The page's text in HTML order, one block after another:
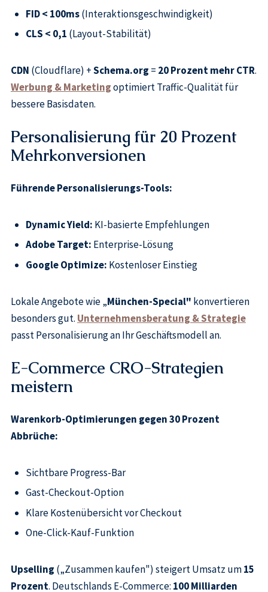
FID < 100ms(Interaktionsgeschwindigkeit)
CLS < 0,1 (Layout-Stabilität)
CDN (Cloudflare) +Schema.org = 20 Prozent mehr CTR.
Werbung & Marketingoptimiert Traffic-Qualität für
bessere Basisdaten.
Personalisierung für 20 Prozent
Mehrkonversionen
Führende Personalisierungs-Tools:
Dynamic Yield: KI-basierte Empfehlungen
Adobe Target: Enterprise-Lösung
Google Optimize: Kostenloser Einstieg
Lokale Angebote wie „München-Special" konvertieren
besonders gut. Unternehmensberatung & Strategie
passt Personalisierung an Ihr Geschäftsmodell an.
E-Commerce CRO-Strategien
meistern
Warenkorb-Optimierungen gegen 30 Prozent
Abbrüche:
Sichtbare Progress-Bar
Gast-Checkout-Option
Klare Kostenübersicht vor Checkout
One-Click-Kauf-Funktion
Upselling („Zusammen kaufen") steigert Umsatz um15
Prozent. Deutschlands E-Commerce: 100 Milliarden